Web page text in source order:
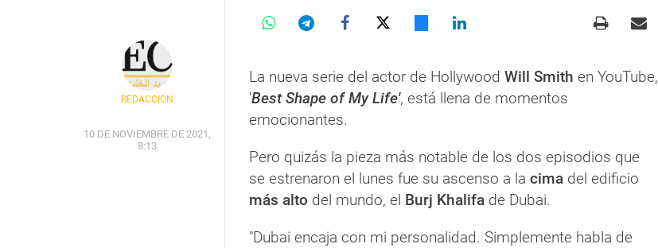
REDACCIÓN
10 DE NOVIEMBRE DE 2021,
8:13
La nueva serie del actor de Hollywood Will Smith en YouTube,
'Best Shape of My Life', está llena de momentos
emocionantes.
Pero quizás la pieza más notable de los dos episodios que
se estrenaron el lunes fue su ascenso a la cima del edificio
más alto del mundo, el Burj Khalifa de Dubai.
"Dubai encaja con mi personalidad. Simplemente habla de